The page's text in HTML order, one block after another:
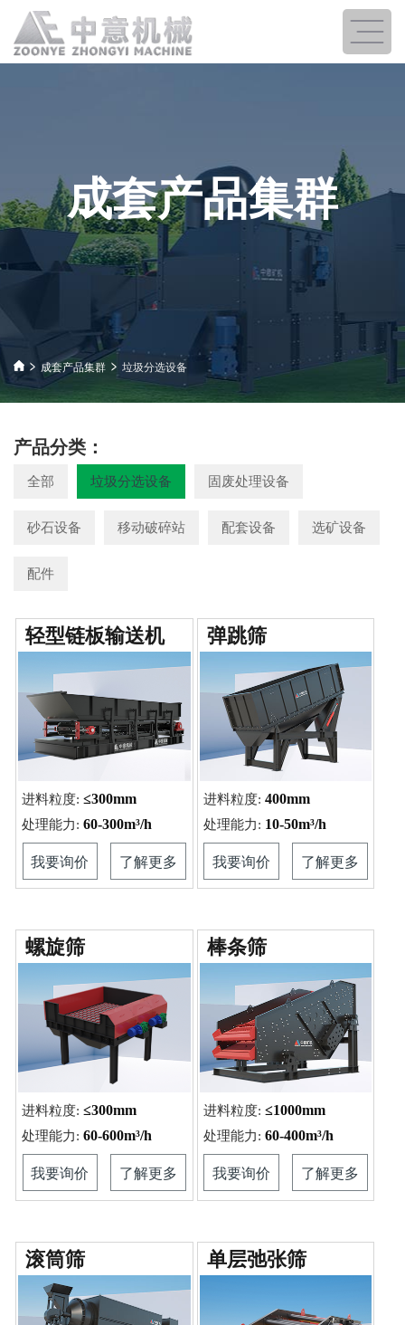
成套产品集群
成套产品集群 垃圾分选设备
产品分类：
全部 垃圾分选设备 固废处理设备
砂石设备 移动破碎站 配套设备 选矿设备
配件
轻型链板输送机
进料粒度: ≤300mm
处理能力: 60-300m³/h
我要询价 了解更多
弹跳筛
进料粒度: 400mm
处理能力: 10-50m³/h
我要询价 了解更多
螺旋筛
进料粒度: ≤300mm
处理能力: 60-600m³/h
我要询价 了解更多
棒条筛
进料粒度: ≤1000mm
处理能力: 60-400m³/h
我要询价 了解更多
滚筒筛 单层弛张筛